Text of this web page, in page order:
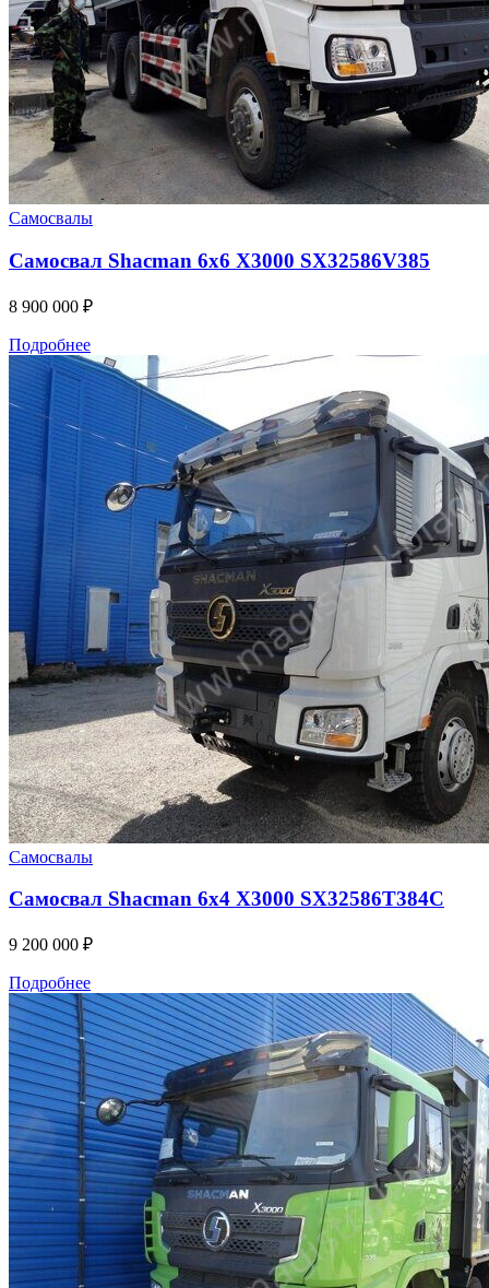
Самосвалы
Самосвал Shacman 6x6 X3000 SX32586V385
8 900 000 ₽
Подробнее
Самосвалы
Самосвал Shacman 6x4 X3000 SX32586T384С
9 200 000 ₽
Подробнее